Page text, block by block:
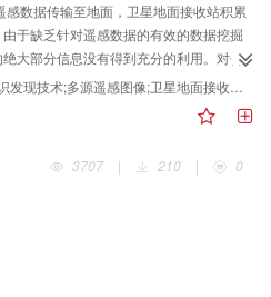
数据传输至地面，卫星地面接收站积累
于缺乏针对遥感数据的有效的数据挖掘
大部分信息没有得到充分的利用。对传
革新和改造，研究针对多源遥感图像的
提高遥感解译的自动化和智能化水平，而
为了能允分利用遥感数据，在传统数据
讨了遥感数据挖掘和知识发现的技术流
系统框架，最后提出了多源遥感图像数
数据;图像数据挖掘;数据传输;部分信息;技术革新;遥感解译;遥感信息;技术流程;系统框架;技术基础;智能化;自动化;传统;开发
3707
| 210 | 0